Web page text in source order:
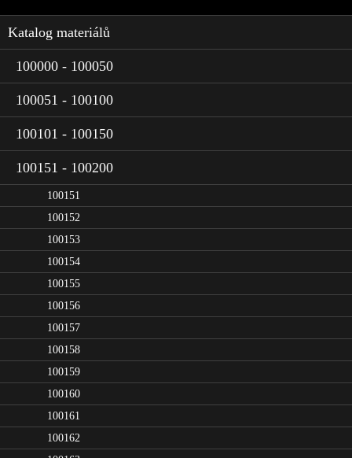
Katalog materiálů
100000 - 100050
100051 - 100100
100101 - 100150
100151 - 100200
100151
100152
100153
100154
100155
100156
100157
100158
100159
100160
100161
100162